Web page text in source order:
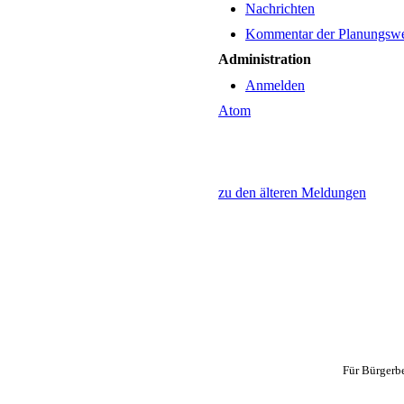
Nachrichten
Kommentar der
Administration
Anmelden
Atom
zu den älteren Meldungen
Für